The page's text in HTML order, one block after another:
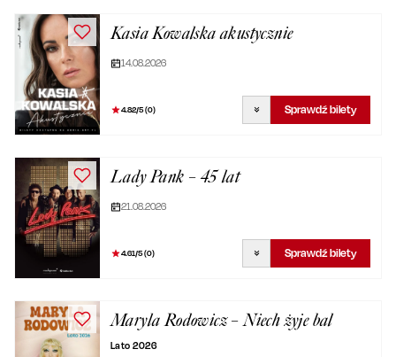
Kasia Kowalska akustycznie
14.08.2026
4.82/5 (0) Sprawdź bilety
Lady Pank – 45 lat
21.08.2026
4.61/5 (0) Sprawdź bilety
Maryla Rodowicz – Niech żyje bal
Lato 2026